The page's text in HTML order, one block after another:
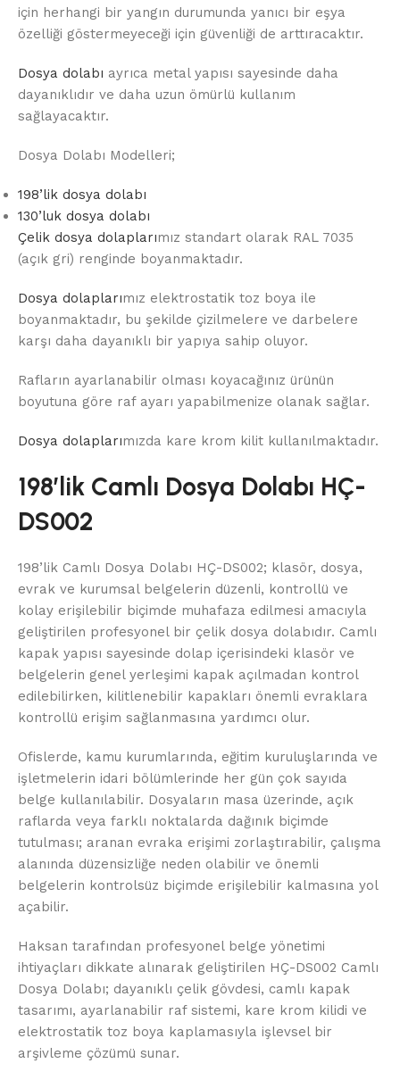
için herhangi bir yangın durumunda yanıcı bir eşya
özelliği göstermeyeceği için güvenliği de arttıracaktır.
Dosya dolabı ayrıca metal yapısı sayesinde daha
dayanıklıdır ve daha uzun ömürlü kullanım
sağlayacaktır.
Dosya Dolabı Modelleri;
198’lik dosya dolabı
130’luk dosya dolabı
Çelik dosya dolaplarımız standart olarak RAL 7035
(açık gri) renginde boyanmaktadır.
Dosya dolaplarımız elektrostatik toz boya ile
boyanmaktadır, bu şekilde çizilmelere ve darbelere
karşı daha dayanıklı bir yapıya sahip oluyor.
Rafların ayarlanabilir olması koyacağınız ürünün
boyutuna göre raf ayarı yapabilmenize olanak sağlar.
Dosya dolaplarımızda kare krom kilit kullanılmaktadır.
198’lik Camlı Dosya Dolabı HÇ-
DS002
198’lik Camlı Dosya Dolabı HÇ-DS002; klasör, dosya,
evrak ve kurumsal belgelerin düzenli, kontrollü ve
kolay erişilebilir biçimde muhafaza edilmesi amacıyla
geliştirilen profesyonel bir çelik dosya dolabıdır. Camlı
kapak yapısı sayesinde dolap içerisindeki klasör ve
belgelerin genel yerleşimi kapak açılmadan kontrol
edilebilirken, kilitlenebilir kapakları önemli evraklara
kontrollü erişim sağlanmasına yardımcı olur.
Ofislerde, kamu kurumlarında, eğitim kuruluşlarında ve
işletmelerin idari bölümlerinde her gün çok sayıda
belge kullanılabilir. Dosyaların masa üzerinde, açık
raflarda veya farklı noktalarda dağınık biçimde
tutulması; aranan evraka erişimi zorlaştırabilir, çalışma
alanında düzensizliğe neden olabilir ve önemli
belgelerin kontrolsüz biçimde erişilebilir kalmasına yol
açabilir.
Haksan tarafından profesyonel belge yönetimi
ihtiyaçları dikkate alınarak geliştirilen HÇ-DS002 Camlı
Dosya Dolabı; dayanıklı çelik gövdesi, camlı kapak
tasarımı, ayarlanabilir raf sistemi, kare krom kilidi ve
elektrostatik toz boya kaplamasıyla işlevsel bir
arşivleme çözümü sunar.